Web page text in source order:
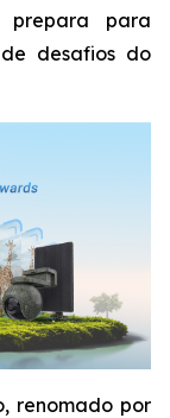
para
desafios do
renomado por